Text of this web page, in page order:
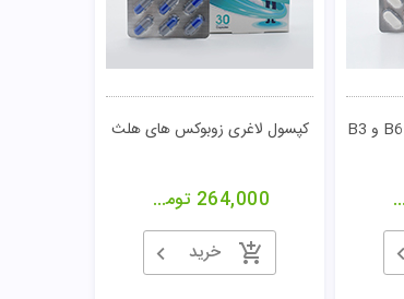
قرص ال تریپتوفان پلاس B6 و B3
کپسول لاغری زوبوکس های هلث
264,000 تومان
خرید